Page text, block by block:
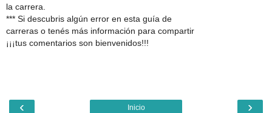
la carrera.
*** Si descubris algún error en esta guía de
carreras o tenés más información para compartir
¡¡¡tus comentarios son bienvenidos!!!
‹ ›
Inicio